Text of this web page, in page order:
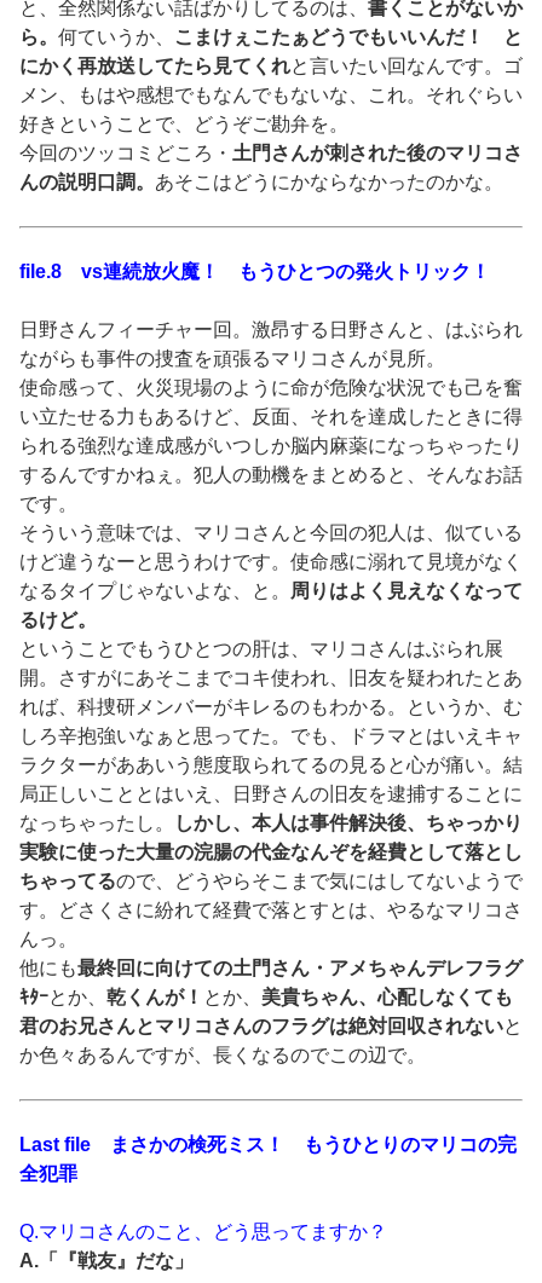
と、全然関係ない話ばかりしてるのは、 書くことがないか
ら。 何ていうか、
こまけぇこたぁどうでもいいんだ！ と
にかく再放送してたら見てくれと言いたい回なんです。ゴ
メン、もはや感想でもなんでもないな、これ。それぐらい
好きということで、どうぞご勘弁を。
今回のツッコミどころ・ 土門さんが刺された後のマリコさ
んの説明口調。 あそこはどうにかならなかったのかな。
file.8 vs連続放火魔！ もうひとつの発火トリック！
日野さんフィーチャー回。激昂する日野さんと、はぶられ
ながらも事件の捜査を頑張るマリコさんが見所。
使命感って、火災現場のように命が危険な状況でも己を奮
い立たせる力もあるけど、反面、それを達成したときに得
られる強烈な達成感がいつしか脳内麻薬になっちゃったり
するんですかねぇ。犯人の動機をまとめると、そんなお話
です。
そういう意味では、マリコさんと今回の犯人は、似ている
けど違うなーと思うわけです。使命感に溺れて見境がなく
なるタイプじゃないよな、と。
周りはよく見えなくなって
るけど。
ということでもうひとつの肝は、マリコさんはぶられ展
開。さすがにあそこまでコキ使われ、旧友を疑われたとあ
れば、科捜研メンバーがキレるのもわかる。というか、む
しろ辛抱強いなぁと思ってた。でも、ドラマとはいえキャ
ラクターがああいう態度取られてるの見ると心が痛い。結
局正しいこととはいえ、日野さんの旧友を逮捕することに
なっちゃったし。
しかし、本人は事件解決後、ちゃっかり
実験に使った大量の浣腸の代金なんぞを経費として落とし
ちゃってるので、どうやらそこまで気にはしてないようで
す。どさくさに紛れて経費で落とすとは、やるなマリコさ
んっ。
他にも最終回に向けての土門さん・アメちゃんデレフラグ
ｷﾀｰとか、 乾くんが！ とか、 美貴ちゃん、心配しなくても
君のお兄さんとマリコさんのフラグは絶対回収されないと
か色々あるんですが、長くなるのでこの辺で。
Last file まさかの検死ミス！ もうひとりのマリコの完
全犯罪
Q.マリコさんのこと、どう思ってますか？
A.「『戦友』だな」